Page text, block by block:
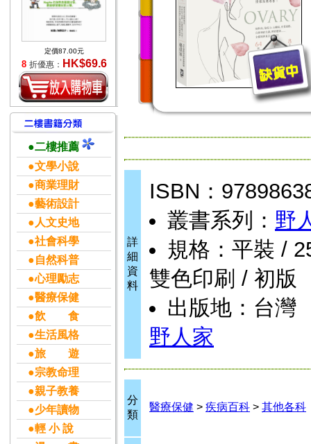
定價87.00元
8 折優惠： HK$69.6
●二樓推薦
●文學小說
●商業理財
●藝術設計
●人文史地
●社會科學
●自然科普
●心理勵志
●醫療保健
●飲 食
●生活風格
●旅 遊
●宗教命理
●親子教養
●少年讀物
●輕 小 說
詳
細
資
料
ISBN：
叢書系列： 野
規格：平裝 /
雙色印刷 / 初版
出版地：台灣
野人家
分
類
醫療保健 > 疾病百科 > 其他各科